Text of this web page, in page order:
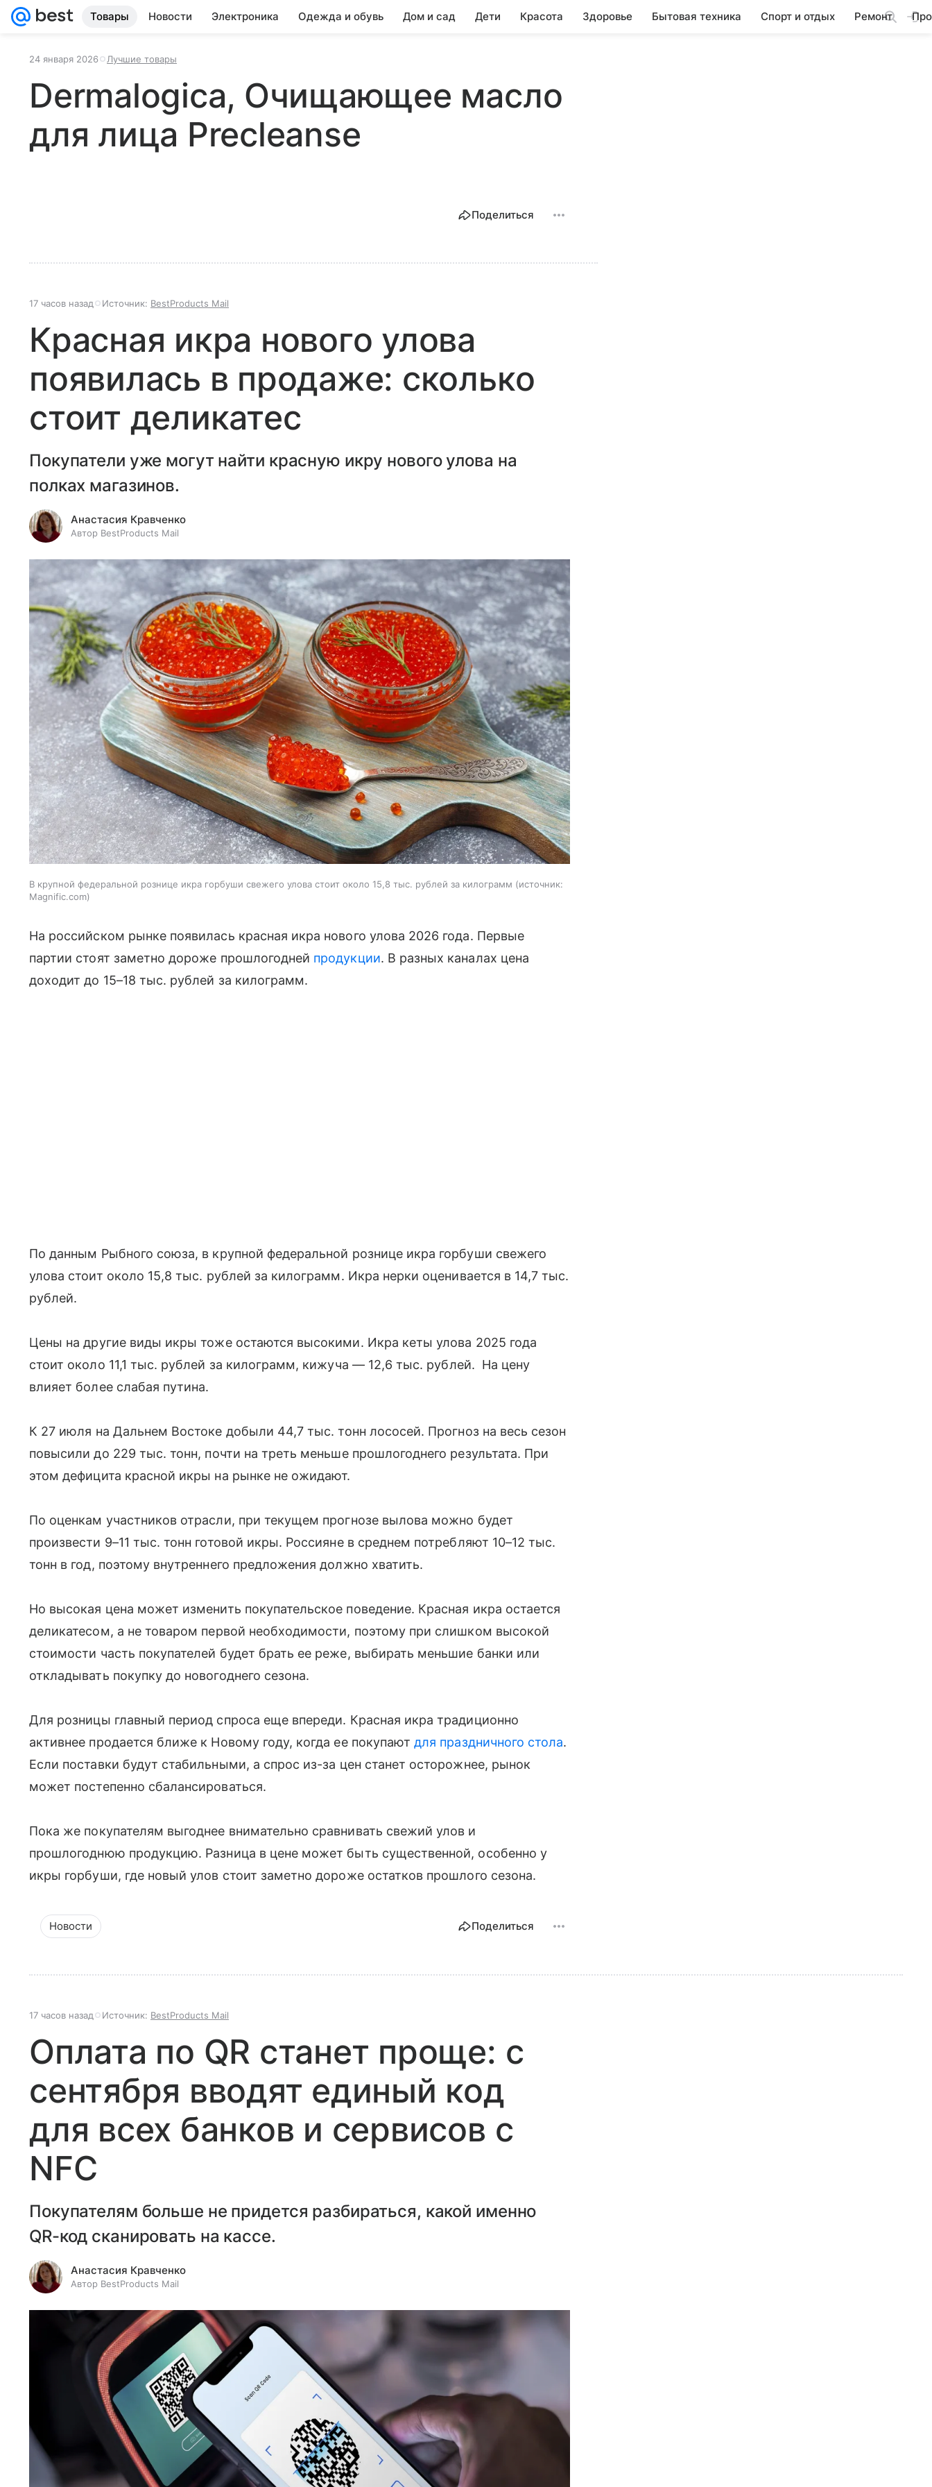
Товары Новости Электроника Одежда и обувь Дом и сад Дети Красота Здоровье Бытовая техника Спорт и отдых Ремонт
24 января 2026 Лучшие товары
Dermalogica, Очищающее масло
для лица Precleanse
Поделиться
17 часов назад Источник: BestProducts Mail
Красная икра нового улова
появилась в продаже: сколько
стоит деликатес
Покупатели уже могут найти красную икру нового улова на
полках магазинов.
Анастасия Кравченко
Автор BestProducts Mail
В крупной федеральной рознице икра горбуши свежего улова стоит около 15,8 тыс. рублей за килограмм
источник:
Magnific.com
На российском рынке появилась красная икра нового улова 2026 года. Первые
партии стоят заметно дороже прошлогодней продукции. В разных каналах цена
доходит до 15–18 тыс. рублей за килограмм.
По данным Рыбного союза, в крупной федеральной рознице икра горбуши свежего
улова стоит около 15,8 тыс. рублей за килограмм. Икра нерки оценивается в 14,7 тыс.
рублей.
Цены на другие виды икры тоже остаются высокими. Икра кеты улова 2025 года
стоит около 11,1 тыс. рублей за килограмм, кижуча — 12,6 тыс. рублей. На цену
влияет более слабая путина.
К 27 июля на Дальнем Востоке добыли 44,7 тыс. тонн лососей. Прогноз на весь сезон
повысили до 229 тыс. тонн, почти на треть меньше прошлогоднего результата. При
этом дефицита красной икры на рынке не ожидают.
По оценкам участников отрасли, при текущем прогнозе вылова можно будет
произвести 9–11 тыс. тонн готовой икры. Россияне в среднем потребляют 10–12 тыс.
тонн в год, поэтому внутреннего предложения должно хватить.
Но высокая цена может изменить покупательское поведение. Красная икра остается
деликатесом, а не товаром первой необходимости, поэтому при слишком высокой
стоимости часть покупателей будет брать ее реже, выбирать меньшие банки или
откладывать покупку до новогоднего сезона.
Для розницы главный период спроса еще впереди. Красная икра традиционно
активнее продается ближе к Новому году, когда ее покупаютдля праздничного стола.
Если поставки будут стабильными, а спрос из-за цен станет осторожнее, рынок
может постепенно сбалансироваться.
Пока же покупателям выгоднее внимательно сравнивать свежий улов и
прошлогоднюю продукцию. Разница в цене может быть существенной, особенно у
икры горбуши, где новый улов стоит заметно дороже остатков прошлого сезона.
Новости Поделиться
17 часов назад Источник: BestProducts Mail
Оплата по QR станет проще: с
сентября вводят единый код
для всех банков и сервисов с
NFC
Покупателям больше не придется разбираться, какой именно
QR-код сканировать на кассе.
Анастасия Кравченко
Автор BestProducts Mail